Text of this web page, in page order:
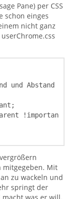
Pane) per CSS
schon einges
nicht ganz
mitgegeben. Mit
zu wackeln und
springt der